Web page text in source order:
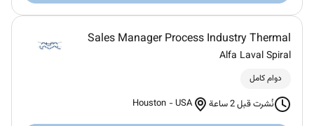
Sales Manager Process Industry Thermal
Alfa Laval Spiral
دوام كامل
نُشرت قبل 2 ساعة Houston -USA